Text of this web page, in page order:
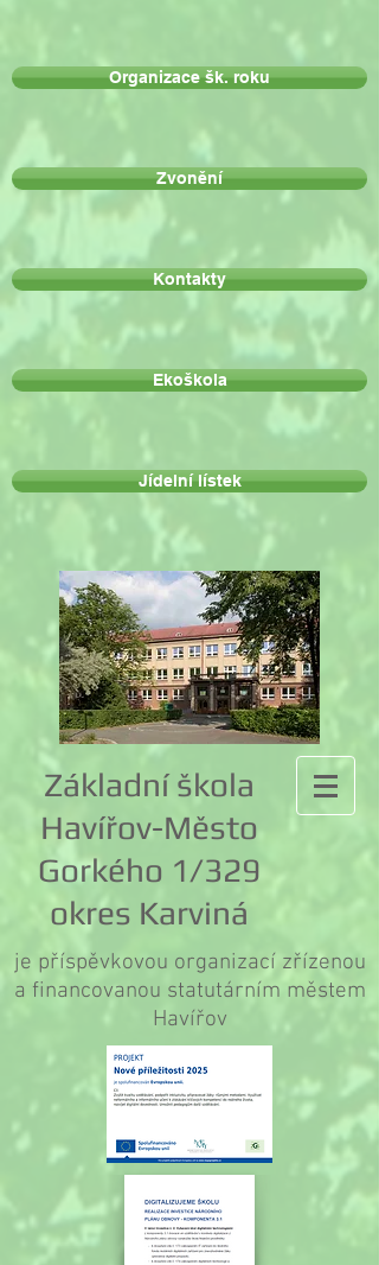
Organizace šk. roku
Zvonění
Kontakty
Ekoškola
Jídelní lístek
Základní škola
Havířov-Město
Gorkého 1/329
okres Karviná
je příspěvkovou organizací zřízenou
a financovanou statutárním městem
Havířov